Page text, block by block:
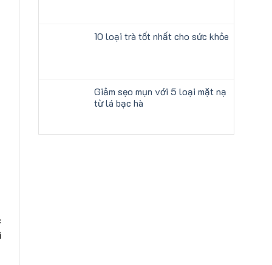
10 loại trà tốt nhất cho sức khỏe
Giảm sẹo mụn với 5 loại mặt nạ
từ lá bạc hà